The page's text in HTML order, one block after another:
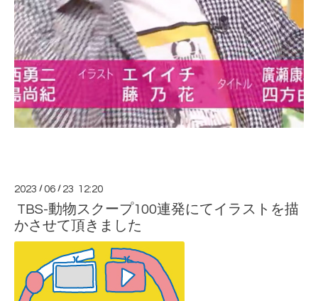
2023 /06 / 23 12:20
TBS-動物スクープ100連発にてイラストを描
かさせて頂きました